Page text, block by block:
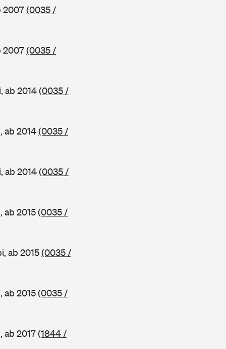
2007(0035 /
2007(0035 /
ab 2014(0035 /
ab 2014(0035 /
ab 2014(0035 /
ab 2015(0035 /
ab 2015(0035 /
ab 2015(0035 /
ab 2017(1844 /